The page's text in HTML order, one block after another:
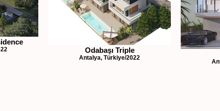
Odabaşı Triple
Antalya, Türkiye/2022